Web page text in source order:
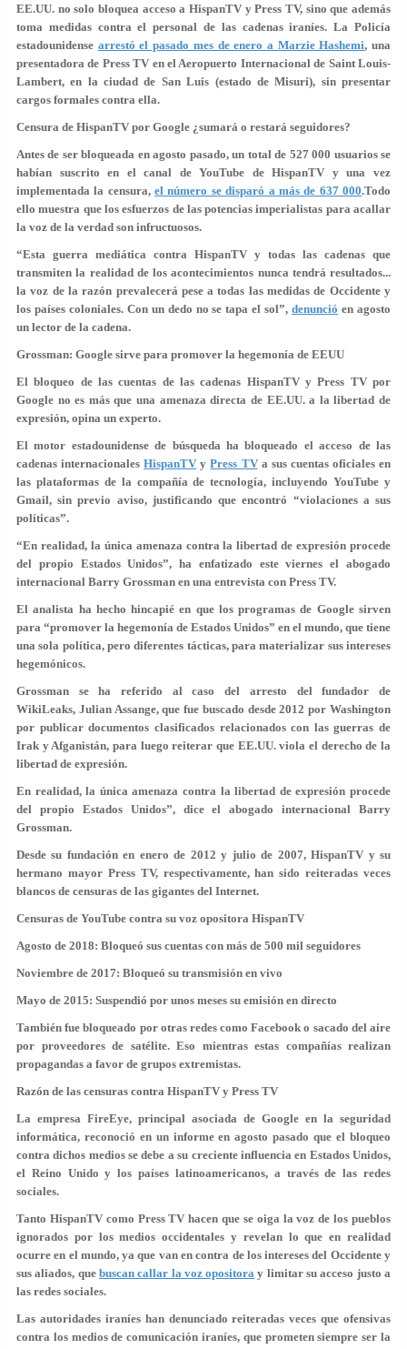
EE.UU. no solo bloquea acceso a HispanTV y Press TV, sino que además
toma medidas contra el personal de las cadenas iraníes. La Policía
estadounidense arrestó el pasado mes de enero a Marzie Hashemi, una
presentadora de Press TV en el Aeropuerto Internacional de Saint Louis-
Lambert, en la ciudad de San Luis (estado de Misuri), sin presentar
cargos formales contra ella.
Censura de HispanTV por Google ¿sumará o restará seguidores?
Antes de ser bloqueada en agosto pasado, un total de 527 000 usuarios se
habían suscrito en el canal de YouTube de HispanTV y una vez
implementada la censura,el número se disparó a más de 637 000.Todo
ello muestra que los esfuerzos de las potencias imperialistas para acallar
la voz de la verdad son infructuosos.
“Esta guerra mediática contra HispanTV y todas las cadenas que
transmiten la realidad de los acontecimientos nunca tendrá resultados...
la voz de la razón prevalecerá pese a todas las medidas de Occidente y
los países coloniales. Con un dedo no se tapa el sol”,denunció en agosto
un lector de la cadena.
Grossman: Google sirve para promover la hegemonía de EEUU
El bloqueo de las cuentas de las cadenas HispanTV y Press TV por
Google no es más que una amenaza directa de EE.UU. a la libertad de
expresión, opina un experto.
El motor estadounidense de búsqueda ha bloqueado el acceso de las
cadenas internacionalesHispanTV yPress TVa sus cuentas oficiales en
las plataformas de la compañía de tecnología, incluyendo YouTube y
Gmail, sin previo aviso, justificando que encontró “violaciones a sus
políticas”.
“En realidad, la única amenaza contra la libertad de expresión procede
del propio Estados Unidos”, ha enfatizado este viernes el abogado
internacional Barry Grossman en una entrevista con Press TV.
El analista ha hecho hincapié en que los programas de Google sirven
para “promover la hegemonía de Estados Unidos” en el mundo, que tiene
una sola política, pero diferentes tácticas, para materializar sus intereses
hegemónicos.
Grossman se ha referido al caso del arresto del fundador de
WikiLeaks, Julian Assange, que fue buscado desde 2012 por Washington
por publicar documentos clasificados relacionados con las guerras de
Irak y Afganistán, para luego reiterar que EE.UU. viola el derecho de la
libertad de expresión.
En realidad, la única amenaza contra la libertad de expresión procede
del propio Estados Unidos”, dice el abogado internacional Barry
Grossman.
Desde su fundación en enero de 2012 y julio de 2007, HispanTV y su
hermano mayor Press TV, respectivamente, han sido reiteradas veces
blancos de censuras de las gigantes del Internet.
Censuras de YouTube contra su voz opositora HispanTV
Agosto de 2018: Bloqueó sus cuentas con más de 500 mil seguidores
Noviembre de 2017: Bloqueó su transmisión en vivo
Mayo de 2015: Suspendió por unos meses su emisión en directo
También fue bloqueado por otras redes como Facebook o sacado del aire
por proveedores de satélite. Eso mientras estas compañías realizan
propagandas a favor de grupos extremistas.
Razón de las censuras contra HispanTV y Press TV
La empresa FireEye, principal asociada de Google en la seguridad
informática, reconoció en un informe en agosto pasado que el bloqueo
contra dichos medios se debe a su creciente influencia en Estados Unidos,
el Reino Unido y los países latinoamericanos, a través de las redes
sociales.
Tanto HispanTV como Press TV hacen que se oiga la voz de los pueblos
ignorados por los medios occidentales y revelan lo que en realidad
ocurre en el mundo, ya que van en contra de los intereses del Occidente y
sus aliados, que buscan callar la voz opositora y limitar su acceso justo a
las redes sociales.
Las autoridades iraníes han denunciado reiteradas veces que ofensivas
contra los medios de comunicación iraníes, que prometen siempre ser la